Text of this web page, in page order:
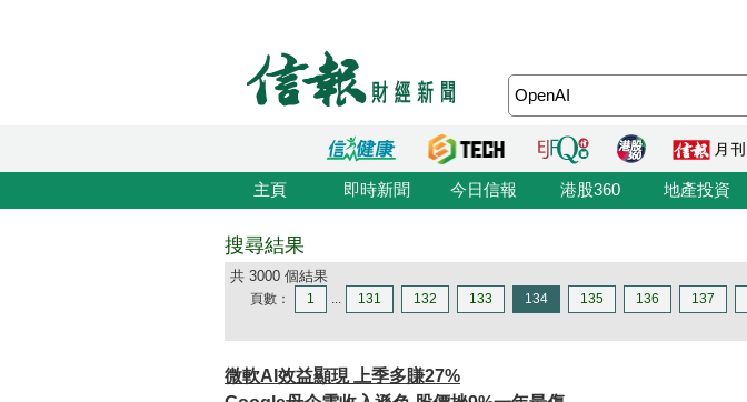
主頁 即時新聞 今日信報 港股360 地產投資
搜尋結果
共 3000 個結果
頁數： 1 ... 131 132 133 134 135 136 137
微軟AI效益顯現 上季多賺27%